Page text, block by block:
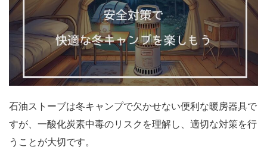
石油ストーブは冬キャンプで欠かせない便利な暖房器具で
すが、一酸化炭素中毒のリスクを理解し、適切な対策を行
うことが大切です。